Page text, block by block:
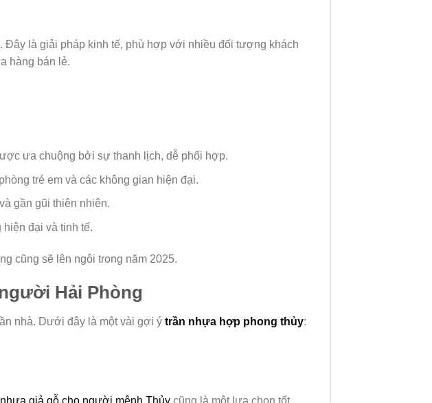
Đây là giải pháp kinh tế, phù hợp với nhiều đối tượng khách
hàng bán lẻ.
ưa chuộng bởi sự thanh lịch, dễ phối hợp.
trẻ em và các không gian hiện đại.
gần gũi thiên nhiên.
hiện đại và tinh tế.
cũng sẽ lên ngôi trong năm 2025.
Hải Phòng
nhà. Dưới đây là một vài gợi ý trần nhựa hợp phong thủy:
giả gỗ cho người mệnh Thủycũng là một lựa chọn tốt.